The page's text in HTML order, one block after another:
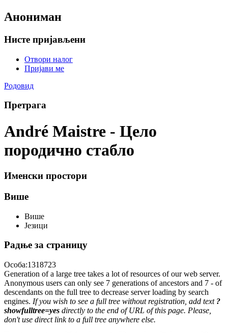
Анониман
Нисте пријављени
Отвори налог
Пријави ме
Родовид
Претрага
André Maistre - Цело
породично стабло
Именски простори
Више
Више
Језици
Радње за страницу
Особа:1318723
Generation of a large tree takes a lot of resources of our web server.
Anonymous users can only see 7 generations of ancestors and 7 - of
descendants on the full tree to decrease server loading by search
engines. If you wish to see a full tree without registration, add text ?
showfulltree=yes directly to the end of URL of this page. Please,
don't use direct link to a full tree anywhere else.